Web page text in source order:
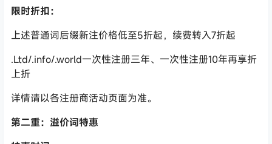
限时折扣：
上述普通词后缀新注价格低至5折起，续费转入7折起
.Ltd/.info/.world一次性注册三年、一次性注册10年再享折
上折
详情请以各注册商活动页面为准。
第二重：溢价词特惠